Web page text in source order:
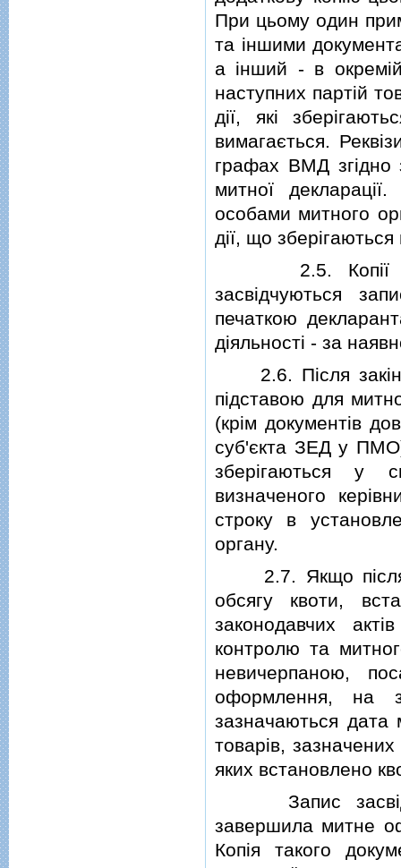
При цьому один
та iншими
а iнший - в
наступних партiй
дiї, якi
вимагається.
графах ВМД згiдно
митної
особами митного
дiї, що
2.5. Копiї
засвiдчуються
печаткою
дiяльностi - за
2.6. Пiсля
пiдставою для
(крiм документiв
суб'єкта ЗЕД у
зберiгаються у
визначеного
строку в
органу.
2.7. Якщо пiсля
обсягу квоти,
законодавчих
контролю та
невичерпаною,
оформлення, на
зазначаються
товарiв,
яких встановлено
Запис
завершила митне
Копiя такого